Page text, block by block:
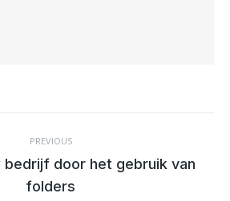
PREVIOUS
Previous
post:
bedrijf door het gebruik van
folders